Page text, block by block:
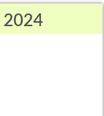
2024